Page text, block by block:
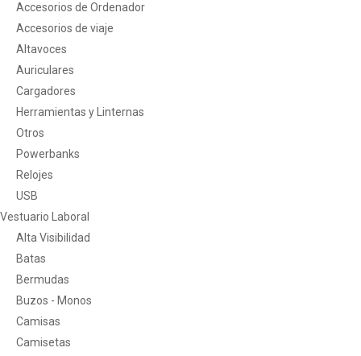
Accesorios de Ordenador
Accesorios de viaje
Altavoces
Auriculares
Cargadores
Herramientas y Linternas
Otros
Powerbanks
Relojes
USB
Vestuario Laboral
Alta Visibilidad
Batas
Bermudas
Buzos - Monos
Camisas
Camisetas